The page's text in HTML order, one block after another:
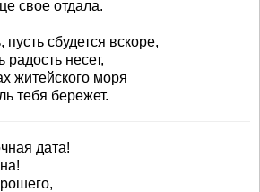
свое отдала.
сбудется вскоре,
несет,
житейского моря
тебя бережет.
дата!